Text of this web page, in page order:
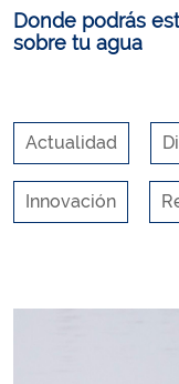
Donde podrás
sobre tu agua
Actualidad
Innovación